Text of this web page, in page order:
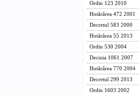
Ordin 123 2010
Hotărârea 472 2001
Decretul 583 2000
Hotărârea 55 2013
Ordin 530 2004
Decizia 1061 2007
Hotărârea 770 2004
Decretul 299 2013
Ordin 1603 2002